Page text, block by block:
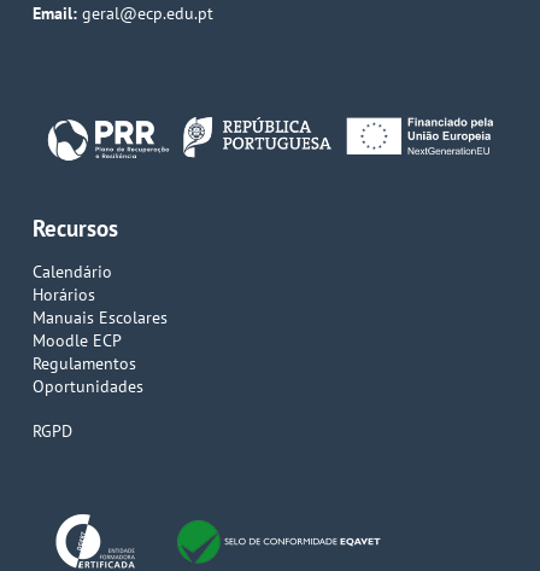
Email: geral@ecp.edu.pt
Recursos
Calendário
Horários
Manuais Escolares
Moodle ECP
Regulamentos
Oportunidades
RGPD